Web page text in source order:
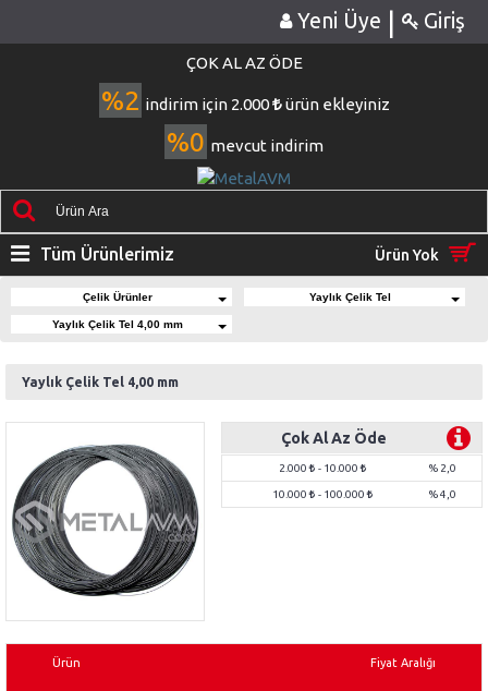
Yeni Üye | Giriş
ÇOK AL AZ ÖDE
%2 indirim için 2.000 ürün ekleyiniz
%0 mevcut indirim
Ürün Yok
Tüm Ürünlerimiz
Çelik Ürünler Yaylık Çelik Tel
Yaylık Çelik Tel 4,00 mm
Yaylık Çelik Tel 4,00 mm
Çok Al Az Öde
2.000 - 10.000 % 2,0
10.000 - 100.000 % 4,0
Ürün Fiyat Aralığı